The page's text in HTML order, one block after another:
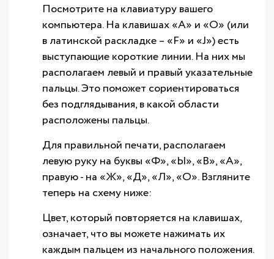
Посмотрите на клавиатуру вашего
компьютера. На клавишах «А» и «О» (или
в латинской раскладке – «F» и «J») есть
выступающие короткие линии. На них мы
располагаем левый и правый указательные
пальцы. Это поможет сориентироваться
без подглядывания, в какой области
расположены пальцы.
Для правильной печати, располагаем
левую руку на буквы «Ф», «Ы», «В», «А»,
правую - на «Ж», «Д», «Л», «О». Взгляните
теперь на схему ниже:
Цвет, который повторяется на клавишах,
означает, что вы можете нажимать их
каждым пальцем из начального положения.